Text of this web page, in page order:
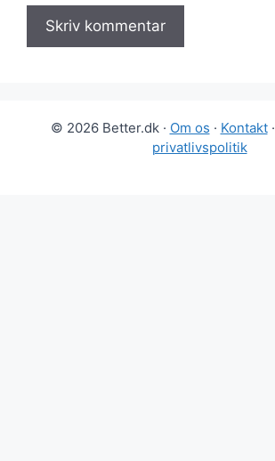
© 2026 Better.dk · Om os · Kontakt·
privatlivspolitik